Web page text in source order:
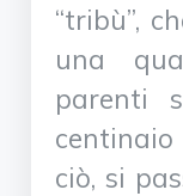
“tribù”,
una
parenti
ciò, si